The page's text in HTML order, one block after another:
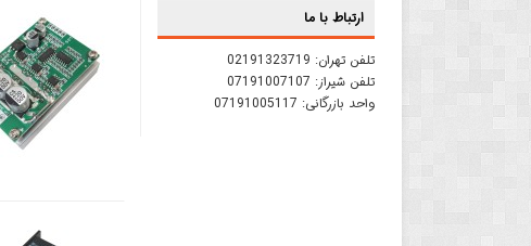
ارتباط با ما
تلفن تهران: 02191323719
تلفن شیراز: 07191007107
واحد بازرگانی: 07191005117